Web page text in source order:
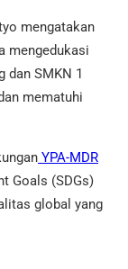
mengatakan
mengedukasi
dan SMKN 1
mematuhi
YPA-MDR
Goals (SDGs)
global yang